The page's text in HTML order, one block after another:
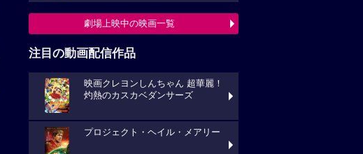
劇場上映中の映画一覧
注目の動画配信作品
映画クレヨンしんちゃん 超華麗！
灼熱のカスカベダンサーズ
プロジェクト・ヘイル・メアリー